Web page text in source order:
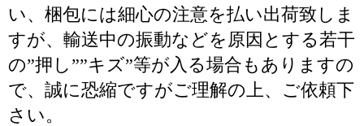
い、梱包には細心の注意を払い出荷致しま
すが、輸送中の振動などを原因とする若干
の”押し””キズ”等が入る場合もありますの
で、誠に恐縮ですがご理解の上、ご依頼下
さい。